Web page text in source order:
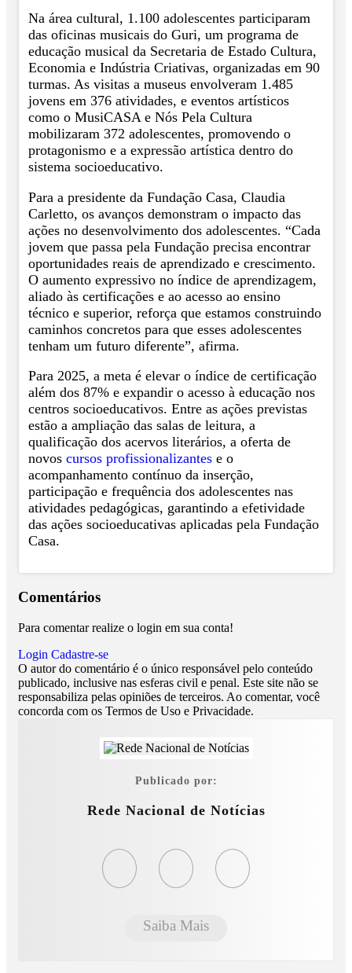
Na área cultural, 1.100 adolescentes participaram
das oficinas musicais do Guri, um programa de
educação musical da Secretaria de Estado Cultura,
Economia e Indústria Criativas, organizadas em 90
turmas. As visitas a museus envolveram 1.485
jovens em 376 atividades, e eventos artísticos
como o MusiCASA e Nós Pela Cultura
mobilizaram 372 adolescentes, promovendo o
protagonismo e a expressão artística dentro do
sistema socioeducativo.
Para a presidente da Fundação Casa, Claudia
Carletto, os avanços demonstram o impacto das
ações no desenvolvimento dos adolescentes. “Cada
jovem que passa pela Fundação precisa encontrar
oportunidades reais de aprendizado e crescimento.
O aumento expressivo no índice de aprendizagem,
aliado às certificações e ao acesso ao ensino
técnico e superior, reforça que estamos construindo
caminhos concretos para que esses adolescentes
tenham um futuro diferente”, afirma.
Para 2025, a meta é elevar o índice de certificação
além dos 87% e expandir o acesso à educação nos
centros socioeducativos. Entre as ações previstas
estão a ampliação das salas de leitura, a
qualificação dos acervos literários, a oferta de
novos cursos profissionalizantes e o
acompanhamento contínuo da inserção,
participação e frequência dos adolescentes nas
atividades pedagógicas, garantindo a efetividade
das ações socioeducativas aplicadas pela Fundação
Casa.
Comentários
Para comentar realize o login em sua conta!
Login Cadastre-se
O autor do comentário é o único responsável pelo conteúdo
publicado, inclusive nas esferas civil e penal. Este site não se
responsabiliza pelas opiniões de terceiros. Ao comentar, você
concorda com os Termos de Uso e Privacidade.
Publicado por:
Rede Nacional de Notícias
Saiba Mais